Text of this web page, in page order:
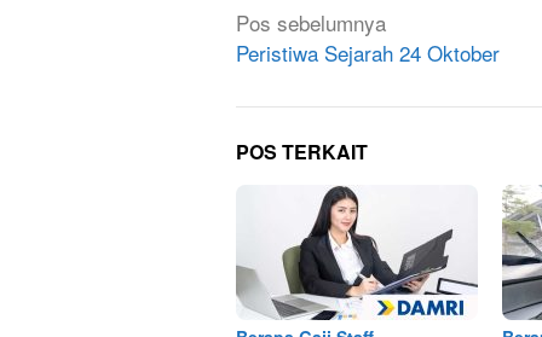
Navigasi
pos
Pos sebelumnya
Peristiwa Sejarah 24 Oktober
POS TERKAIT